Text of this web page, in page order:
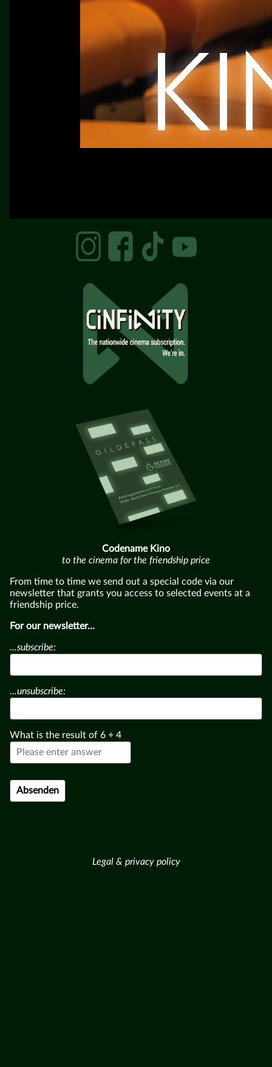
Codename Kino
to the cinema for the friendship price
From time to time we send out a special code via our
newsletter that grants you access to selected events at a
friendship price.
For our newsletter...
...subscribe:
...unsubscribe:
What is the result of 6 + 4
Legal & privacy policy